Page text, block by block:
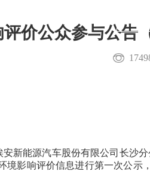
价公众参与公告
新能源汽车股份有限公司长沙
境影响评价信息进行第一次公示